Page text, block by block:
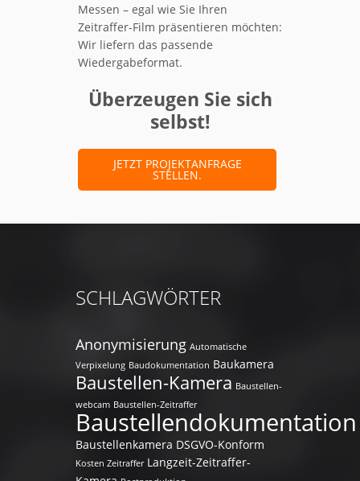
Messen – egal wie Sie Ihren
Zeitraffer-Film präsentieren möchten:
Wir liefern das passende
Wiedergabeformat.
Überzeugen Sie sich
selbst!
JETZT PROJEKTANFRAGE
STELLEN.
SCHLAGWÖRTER
Anonymisierung Automatische
Verpixelung Baudokumentation Baukamera
Baustellen-Kamera Baustellen-
webcam Baustellen-Zeitraffer
Baustellendokumentation
Baustellenkamera DSGVO-Konform
Kosten Zeitraffer Langzeit-Zeitraffer-